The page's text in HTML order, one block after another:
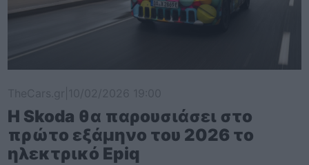
Η Skoda θα παρουσιάσει στο
πρώτο εξάμηνο του 2026 το
ηλεκτρικό Epiq